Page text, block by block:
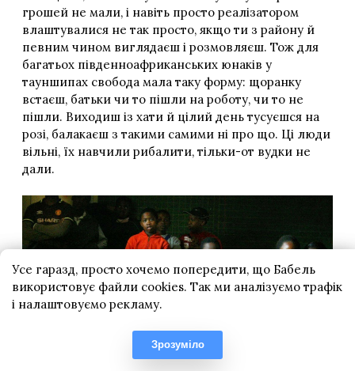
Усе гаразд, просто хочемо попередити, що Бабель
використовує файли cookies. Так ми аналізуємо трафік
і налаштовуємо рекламу.
Зрозуміло